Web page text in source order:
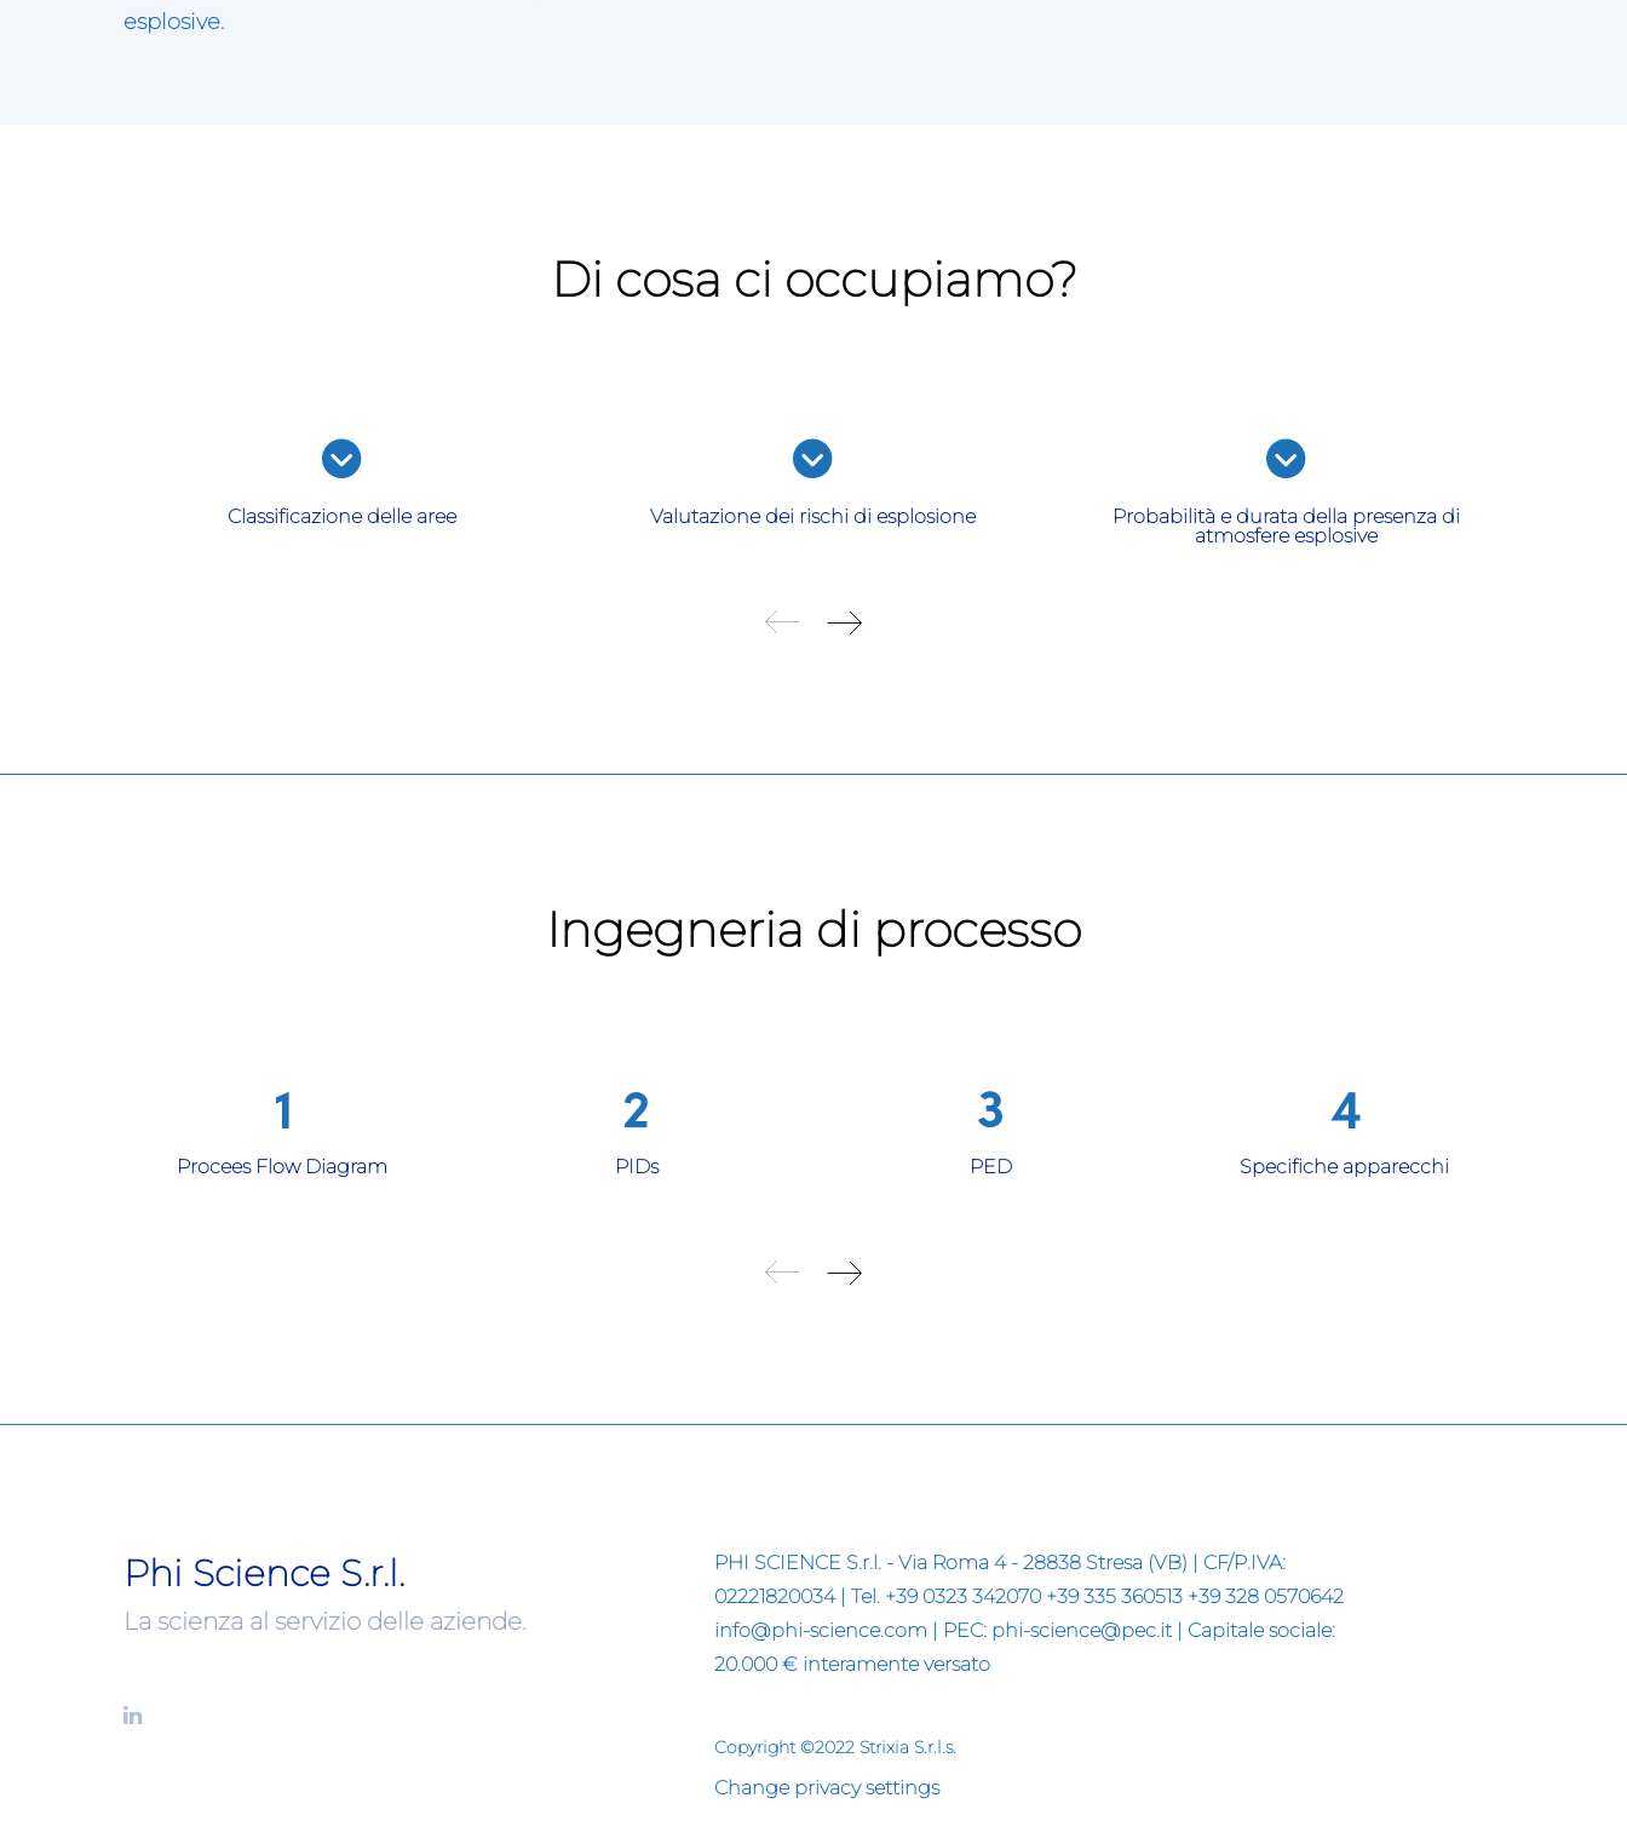
esplosive.
Di cosa ci occupiamo?
Classificazione delle aree Valutazione dei rischi di esplosione
Probabilità e durata della presenza di
atmosfere esplosive
Ingegneria di processo
Procees Flow Diagram PIDs PED Specifiche apparecchi
Phi Science S.r.l.
La scienza al servizio delle aziende.
PHI SCIENCE S.r.l. - Via Roma 4 - 28838 Stresa (VB) | CF/P.IVA:
02221820034 | Tel. +39 0323 342070 +39 335 360513 +39 328 0570642
info@phi-science.com | PEC: phi-science@pec.it | Capitale sociale:
20.000 € interamente versato
Copyright ©2022 Strixia S.r.l.s.
Change privacy settings